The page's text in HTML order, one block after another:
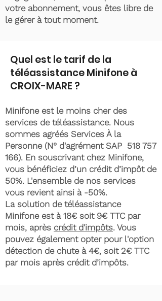
votre abonnement, vous êtes libre de
le gérer à tout moment.
Quel est le tarif de la
téléassistance Minifone à
CROIX-MARE ?
Minifone est le moins cher des
services de téléassistance. Nous
sommes agréés Services À la
Personne (N° d'agrément SAP 518 757
166). En souscrivant chez Minifone,
vous bénéficiez d’un crédit d’impôt de
50%. L'ensemble de nos services
vous revient ainsi à -50%.
La solution de téléassistance
Minifone est à 18€ soit 9€ TTC par
mois, après crédit d'impôts. Vous
pouvez également opter pour l'option
détection de chute à 4€, soit 2€ TTC
par mois après crédit d’impôts.